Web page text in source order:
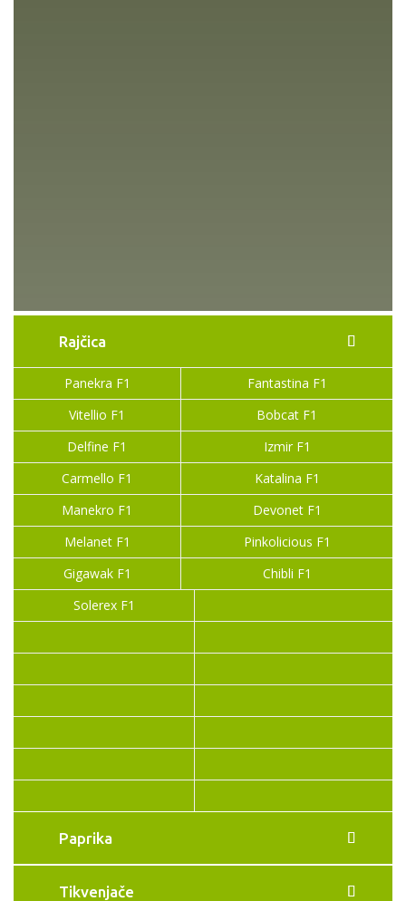
Rajčica
Panekra F1
Fantastina F1
Vitellio F1
Bobcat F1
Delfine F1
Izmir F1
Carmello F1
Katalina F1
Manekro F1
Devonet F1
Melanet F1
Pinkolicious F1
Gigawak F1
Chibli F1
Solerex F1
Paprika
Tikvenjače